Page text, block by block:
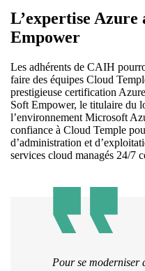
L’expertise Azure
Empower
Les adhérents de CAIH
faire des équipes Cloud
prestigieuse certification
Soft Empower, le titulaire du
l’environnement Microsoft
confiance à Cloud Temple
d’administration et
services cloud managés 24/7
Pour se moderniser